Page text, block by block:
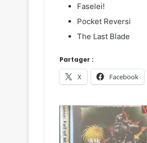
Faselei!
Pocket Reversi
The Last Blade
Partager :
X Facebook